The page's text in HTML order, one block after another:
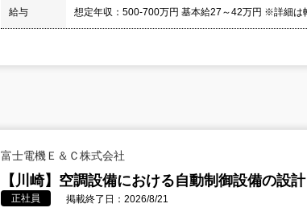
給与 想定年収：500-700万円 基本給27～42万円 ※詳細は
富士電機Ｅ＆Ｃ株式会社
【川崎】空調設備における自動制御設備の設
正社員 掲載終了日：2026/8/21